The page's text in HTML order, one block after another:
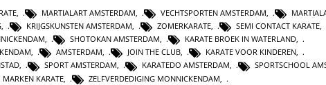
, MARTIALART AMSTERDAM, VECHTSPORTEN AMSTERDAM,
, KRIJGSKUNSTEN AMSTERDAM, ZOMERKARATE, SEMI CONTACT KARATE,
, SHOTOKAN AMSTERDAM, KARATE BROEK IN WATERLAND,
, AMSTERDAM, JOIN THE CLUB, KARATE VOOR KINDEREN,
, SPORT AMSTERDAM, KARATEDO AMSTERDAM, SPORTSCHOOL
MARKEN KARATE ZELFVERDEDIGING MONNICKENDAM